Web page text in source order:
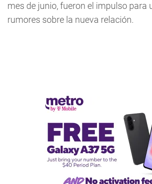
mes de junio, fueron el impulso para
rumores sobre la nueva relación.